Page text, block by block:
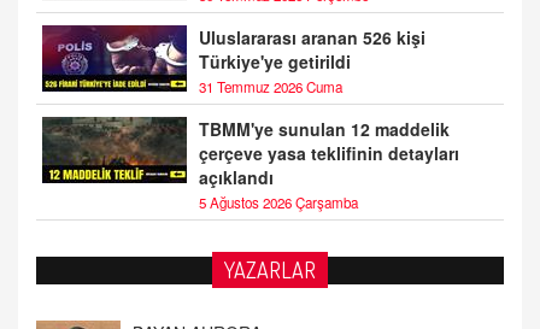
Uluslararası aranan 526 kişi
Türkiye'ye getirildi
31 Temmuz 2026 Cuma
TBMM'ye sunulan 12 maddelik
çerçeve yasa teklifinin detayları
açıklandı
5 Ağustos 2026 Çarşamba
YAZARLAR